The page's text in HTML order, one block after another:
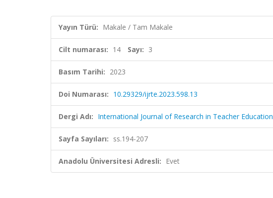
Yayın Türü: Makale / Tam Makale
Cilt numarası: 14 Sayı: 3
Basım Tarihi: 2023
Doi Numarası: 10.29329/ijrte.2023.598.13
Dergi Adı: International Journal of Research in Teacher Education
Sayfa Sayıları: ss.194-207
Anadolu Üniversitesi Adresli: Evet